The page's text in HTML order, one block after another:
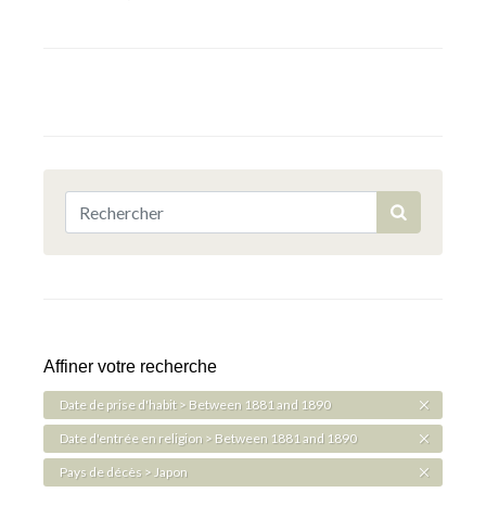
Affiner votre recherche
Date de prise d'habit > Between 1881 and 1890
Date d'entrée en religion > Between 1881 and 1890
Pays de décès > Japon